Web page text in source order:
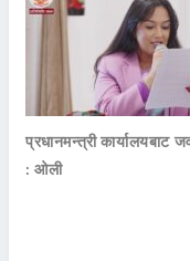
प्रधानमन्त्री कार्यालयबाट
: ओली